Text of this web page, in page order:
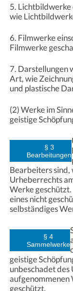
5. Lichtbildwerke
wie
6. Filmwerke
Filmwerke
7. Darstellungen
Art, wie
und plastische
(2) Werke im
geistige
§ 3
Bearbeitungen
Bearbeiters sind,
Urheberrechts
Werke
eines nicht
selbständiges
§ 4
Sammelwerke
geistige
unbeschadet
aufgenommenen
geschützt.